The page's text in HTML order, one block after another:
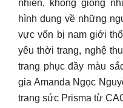
nhiên, không giống
hình dung về những
vực vốn bị nam giới
yêu thời trang, nghệ
trang phục đầy màu
gia Amanda Ngọc
trang sức Prisma từ